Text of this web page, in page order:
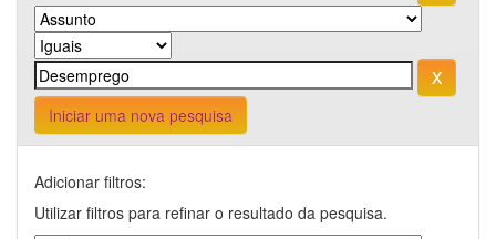
Iniciar uma nova pesquisa
Adicionar filtros:
Utilizar filtros para refinar o resultado da pesquisa.